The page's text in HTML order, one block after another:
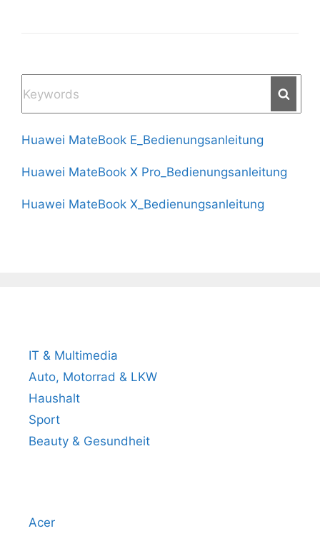
Huawei MateBook E_Bedienungsanleitung
Huawei MateBook X Pro_Bedienungsanleitung
Huawei MateBook X_Bedienungsanleitung
IT & Multimedia
Auto, Motorrad & LKW
Haushalt
Sport
Beauty & Gesundheit
Acer